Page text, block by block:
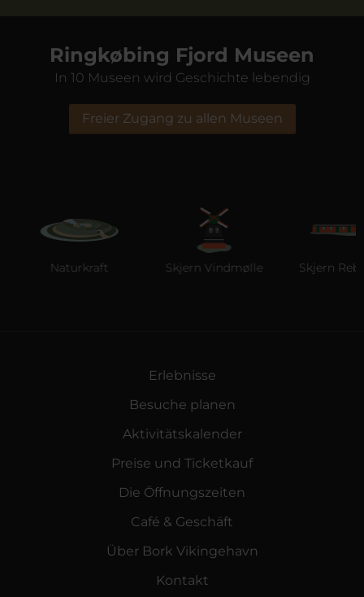
Ringkøbing Fjord Museen
In 10 Museen wird Geschichte lebendig
Freier Zugang zu allen Museen
Naturkraft Skjern Vindmølle Skjern
Erlebnisse
Besuche planen
Aktivitätskalender
Preise und Ticketkauf
Die Öffnungszeiten
Café & Geschäft
Über Bork Vikingehavn
Kontakt